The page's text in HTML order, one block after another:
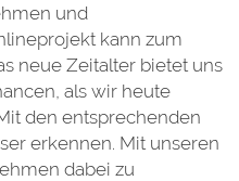
und
kann zum
neue Zeitalter bietet uns
als wir heute
den entsprechenden
erkennen. Mit unseren
dabei zu